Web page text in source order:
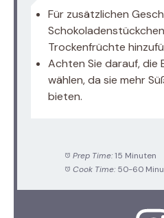
Für zusätzlichen
Trockenfrüchte
Achten Sie darauf, die
wählen, da sie mehr
bieten.
Prep Time: 15 Minuten
Cook Time: 50-60